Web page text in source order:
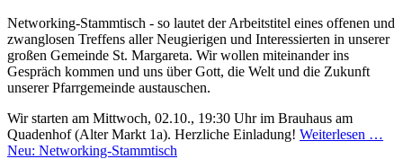
Networking-Stammtisch - so lautet der Arbeitstitel eines offenen und
zwanglosen Treffens aller Neugierigen und Interessierten in unserer
großen Gemeinde St. Margareta. Wir wollen miteinander ins
Gespräch kommen und uns über Gott, die Welt und die Zukunft
unserer Pfarrgemeinde austauschen.
Wir starten am Mittwoch, 02.10., 19:30 Uhr im Brauhaus am
Quadenhof (Alter Markt 1a). Herzliche Einladung! Weiterlesen …
Neu: Networking-Stammtisch